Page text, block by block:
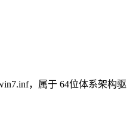
，属于 64位体系架构驱